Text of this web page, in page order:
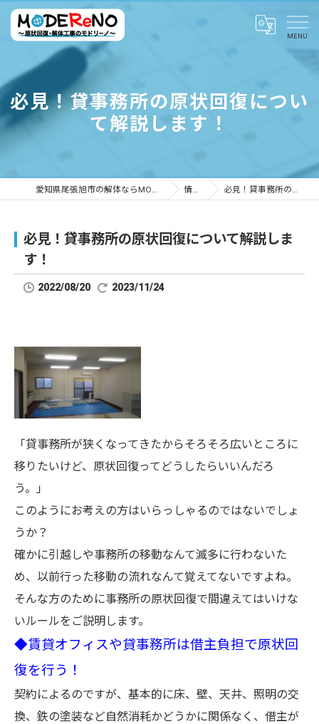
必見！貸事務所の原状回復につい
て解説します！
愛知県尾張旭市の解体ならMODEReNO ～原状回復・解体工事のモドリーノ～ 情報ブログ 必見！貸事務所の原状回復について解説します！
必見！貸事務所の原状回復について解説しま
す！
2022/08/20 2023/11/24
「貸事務所が狭くなってきたからそろそろ広いところに
移りたいけど、原状回復ってどうしたらいいんだろ
う。」
このようにお考えの方はいらっしゃるのではないでしょ
うか？
確かに引越しや事務所の移動なんて滅多に行わないた
め、以前行った移動の流れなんて覚えてないですよね。
そんな方のために事務所の原状回復で間違えてはいけな
いルールをご説明します。
◆賃貸オフィスや貸事務所は借主負担で原状回
復を行う！
契約によるのですが、基本的に床、壁、天井、照明の交
換、鉄の塗装など自然消耗かどうかに関係なく、借主が